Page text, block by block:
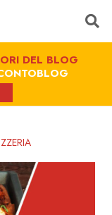
DEL BLOG